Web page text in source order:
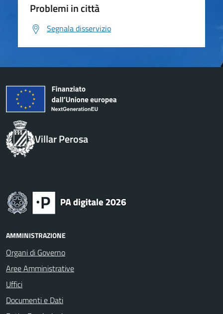
Problemi in città
Segnala disservizio
Villar Perosa
AMMINISTRAZIONE
Organi di Governo
Aree Amministrative
Uffici
Documenti e Dati